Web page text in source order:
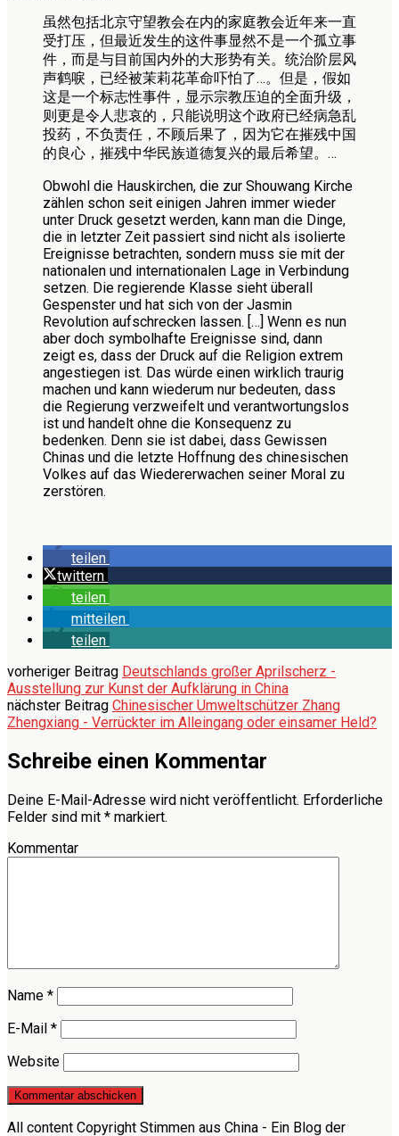
虽然包括北京守望教会在内的家庭教会近年来一直
受打压，但最近发生的这件事显然不是一个孤立事
件，而是与目前国内外的大形势有关。统治阶层风
声鹤唳，已经被茉莉花革命吓怕了…。但是，假如
这是一个标志性事件，显示宗教压迫的全面升级，
则更是令人悲哀的，只能说明这个政府已经病急乱
投药，不负责任，不顾后果了，因为它在摧残中国
的良心，摧残中华民族道德复兴的最后希望。…
Obwohl die Hauskirchen, die zur Shouwang Kirche
zählen schon seit einigen Jahren immer wieder
unter Druck gesetzt werden, kann man die Dinge,
die in letzter Zeit passiert sind nicht als isolierte
Ereignisse betrachten, sondern muss sie mit der
nationalen und internationalen Lage in Verbindung
setzen. Die regierende Klasse sieht überall
Gespenster und hat sich von der Jasmin
Revolution aufschrecken lassen. […] Wenn es nun
aber doch symbolhafte Ereignisse sind, dann
zeigt es, dass der Druck auf die Religion extrem
angestiegen ist. Das würde einen wirklich traurig
machen und kann wiederum nur bedeuten, dass
die Regierung verzweifelt und verantwortungslos
ist und handelt ohne die Konsequenz zu
bedenken. Denn sie ist dabei, dass Gewissen
Chinas und die letzte Hoffnung des chinesischen
Volkes auf das Wiedererwachen seiner Moral zu
zerstören.
teilen
twittern
teilen
mitteilen
teilen
vorheriger Beitrag Deutschlands großer Aprilscherz -
Ausstellung zur Kunst der Aufklärung in China
nächster Beitrag Chinesischer Umweltschützer Zhang
Zhengxiang - Verrückter im Alleingang oder einsamer Held?
Schreibe einen Kommentar
Deine E-Mail-Adresse wird nicht veröffentlicht. Erforderliche
Felder sind mit * markiert.
Kommentar
Name *
E-Mail *
Website
All content Copyright Stimmen aus China - Ein Blog der